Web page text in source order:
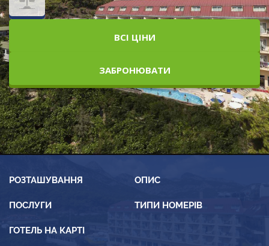
РОЗТАШУВАННЯ ОПИС
ПОСЛУГИ ТИПИ НОМЕРІВ
ГОТЕЛЬ НА КАРТІ
ВСІ ЦІНИ
ЗАБРОНЮВАТИ